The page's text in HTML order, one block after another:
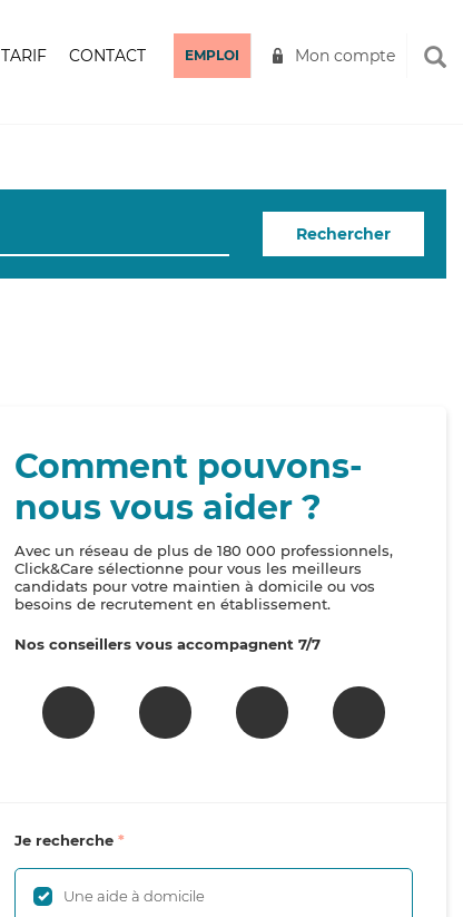
TARIF CONTACT EMPLOI Mon compte
Rechercher
Comment pouvons-
nous vous aider ?
Avec un réseau de plus de 180 000 professionnels,
Click&Care sélectionne pour vous les meilleurs
candidats pour votre maintien à domicile ou vos
besoins de recrutement en établissement.
Nos conseillers vous accompagnent 7/7
Je recherche
Une aide à domicile